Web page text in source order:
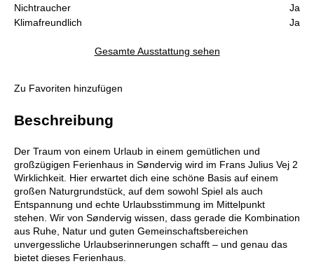
Nichtraucher
Ja
Klimafreundlich
Ja
Gesamte Ausstattung sehen
Zu Favoriten hinzufügen
Beschreibung
Der Traum von einem Urlaub in einem gemütlichen und
großzügigen Ferienhaus in Søndervig wird im Frans Julius Vej 2
Wirklichkeit. Hier erwartet dich eine schöne Basis auf einem
großen Naturgrundstück, auf dem sowohl Spiel als auch
Entspannung und echte Urlaubsstimmung im Mittelpunkt
stehen. Wir von Søndervig wissen, dass gerade die Kombination
aus Ruhe, Natur und guten Gemeinschaftsbereichen
unvergessliche Urlaubserinnerungen schafft – und genau das
bietet dieses Ferienhaus.